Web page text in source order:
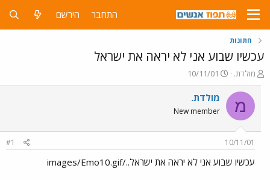
התחבר הירשם
חתונות
עכשיו שבוע אני לא יראה את ישראל
פ
ו
ת
ח
ה
ש
א
מולדת.
פ
ו
ר
ם
ר
10/11/01
מ מולדת.
New member
10/11/01
#1
עכשיו שבוע אני לא יראה את ישראל../images/Emo10.gif